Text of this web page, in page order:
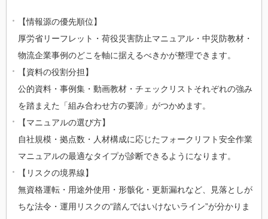
【情報源の優先順位】
厚労省リーフレット・荷役災害防止マニュアル・中災防教材・
物流企業事例のどこを軸に据えるべきかが整理できます。
【資料の役割分担】
公的資料・事例集・動画教材・チェックリストそれぞれの強み
を踏まえた「組み合わせ方の要諦」がつかめます。
【マニュアルの選び方】
自社規模・拠点数・人材構成に応じたフォークリフト安全作業
マニュアルの最適なタイプが診断できるようになります。
【リスクの境界線】
無資格運転・用途外使用・形骸化・更新漏れなど、見落としが
ちな法令・運用リスクの“踏んではいけないライン”が分かりま